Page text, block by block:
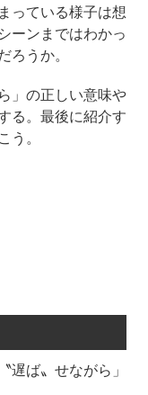
っている様子は想
ーンまではわかっ
ろうか。
」の正しい意味や
る。最後に紹介す
う。
遅ば〟せながら」